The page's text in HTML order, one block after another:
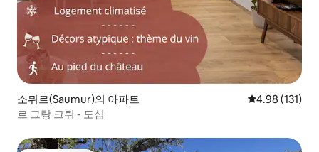
소뮈르(Saumur)의 아파트 평점 4.98점(5
4.98 (131)
르 그랑 크뤼 - 도심